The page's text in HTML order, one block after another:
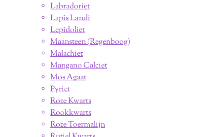
Labradoriet
Lapis Lazuli
Lepidoliet
Maansteen (Regenboog)
Malachiet
Mangano Calciet
Mos Agaat
Pyriet
Roze Kwarts
Rookkwarts
Roze Toermalijn